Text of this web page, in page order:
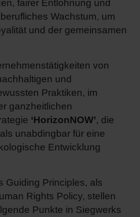
fairer Entlohnung und
Wachstum, um
und der gemeinsamen
von
und
Praktiken, im
ganzheitlichen
‘HorizonNOW’, die
unabdingbar für eine
Entwicklung
Guiding Principles, als
Rights Policy, stellen
Punkte in Siegwerks